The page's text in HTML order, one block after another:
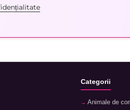
Categorii
Animale de